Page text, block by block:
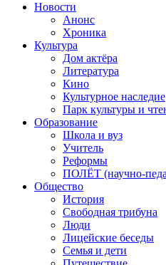
Новости
Анонс
Хроника
Культура
Дом актёра
Литература
Кино
Культурное наследие
Парк культуры и
Образование
Школа и вуз
Учитель
Реформы
ПОЛЁТ (научно-
Общество
История
Свободная трибуна
Люди
Лицейские беседы
Семья и дети